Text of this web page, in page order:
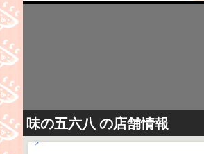
味の五六八 の店舗情報